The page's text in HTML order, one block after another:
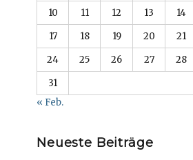
10
11 12 13 14
17
18 19 20 21
24
25 26 27 28
31
« Feb.
Neueste Beiträge